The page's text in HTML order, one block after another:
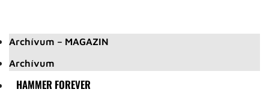
Archívum – MAGAZIN
Archívum
HAMMER FOREVER